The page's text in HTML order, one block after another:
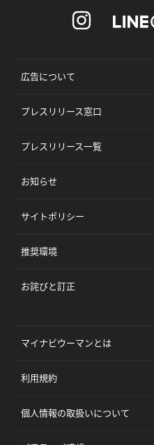
広告について
プレスリリース窓口
プレスリリース一覧
お知らせ
サイトポリシー
推奨環境
お詫びと訂正
マイナビウーマンとは
利用規約
個人情報の取扱いについて